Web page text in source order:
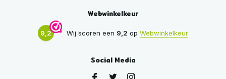
Webwinkelkeur
9,2 Wij scoren een 9,2 op Webwinkelkeur
Social Media